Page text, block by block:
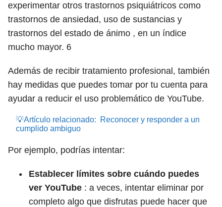
experimentar otros trastornos psiquiátricos como
trastornos de ansiedad, uso de sustancias y
trastornos del estado de ánimo , en un índice
mucho mayor. 6
Además de recibir tratamiento profesional, también
hay medidas que puedes tomar por tu cuenta para
ayudar a reducir el uso problemático de YouTube.
💡Artículo relacionado:
Reconocer y responder a un
cumplido ambiguo
Por ejemplo, podrías intentar:
Establecer límites sobre cuándo puedes
ver YouTube : a veces, intentar eliminar por
completo algo que disfrutas puede hacer que